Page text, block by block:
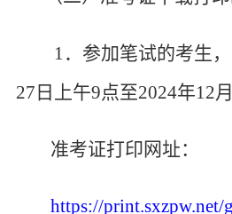
1．参加笔试的考生
27日上午9点至2024年12月
准考证打印网址：
https://print.sxzpw.net/